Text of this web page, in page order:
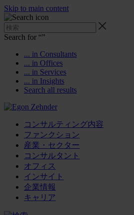
Skip to main content
Search for “”
... in Consultants
... in Offices
... in Services
... in Insights
Search all results
コンサルティング内容
ファンクション
産業・セクター
コンサルタント
オフィス
インサイト
企業情報
キャリア